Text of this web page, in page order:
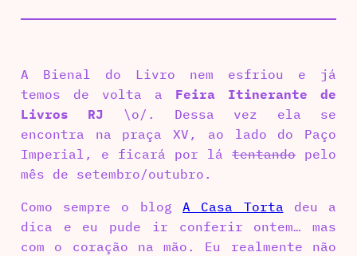
A Bienal do Livro nem esfriou e já
temos de volta a Feira Itinerante de
Livros RJ \o/. Dessa vez ela se
encontra na praça XV, ao lado do Paço
Imperial, e ficará por látentando pelo
mês de setembro/outubro.
Como sempre o blog A Casa Torta deu a
dica e eu pude ir conferir ontem… mas
com o coração na mão. Eu realmente não